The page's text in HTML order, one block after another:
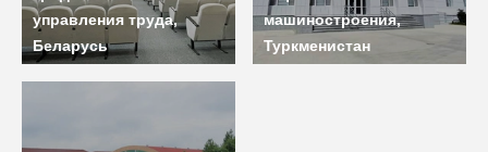
управления труда,
Беларусь
машиностроения,
Туркменистан